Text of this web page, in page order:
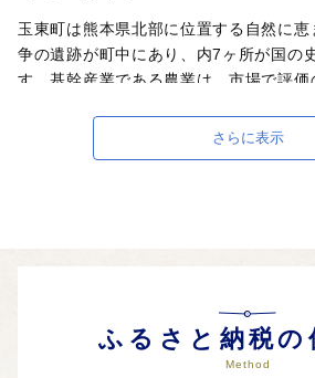
玉東町は熊本県北部に位置する自然に
争の遺跡が町中にあり、内7ヶ所が国の
す。基幹産業である農業は、市場で評価
面積を誇り、その加工品である“ハニー
ム”は熊本県優良新商品表彰事業で最高
自治体ホームペー
さらに表示
ふるさと納税の
Method